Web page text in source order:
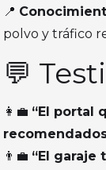
📍
polvo y tráfico
💬
👩‍💼 “El portal
👨‍💼 “El garaje